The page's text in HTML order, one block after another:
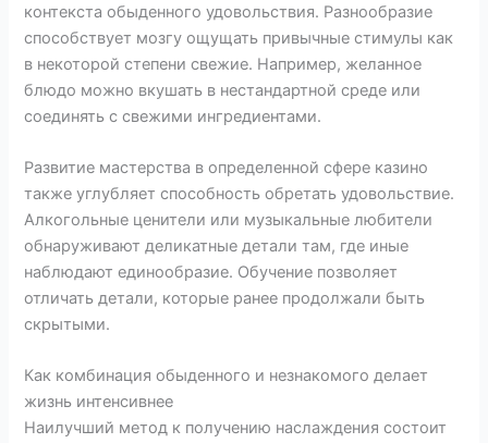
контекста обыденного удовольствия. Разнообразие
способствует мозгу ощущать привычные стимулы как
в некоторой степени свежие. Например, желанное
блюдо можно вкушать в нестандартной среде или
соединять с свежими ингредиентами.
Развитие мастерства в определенной сфере казино
также углубляет способность обретать удовольствие.
Алкогольные ценители или музыкальные любители
обнаруживают деликатные детали там, где иные
наблюдают единообразие. Обучение позволяет
отличать детали, которые ранее продолжали быть
скрытыми.
Как комбинация обыденного и незнакомого делает
жизнь интенсивнее
Наилучший метод к получению наслаждения состоит